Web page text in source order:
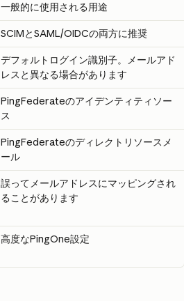
一般的に使用される用途
SCIMとSAML/OIDCの両方に推奨
デフォルトログイン識別子。メールアド
レスと異なる場合があります
PingFederateのアイデンティティソー
ス
PingFederateのディレクトリソースメ
ール
誤ってメールアドレスにマッピングされ
ることがあります
高度なPingOne設定